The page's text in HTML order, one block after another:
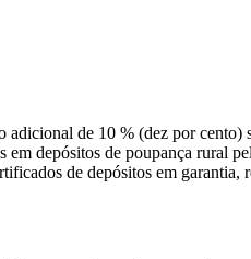
adicional de 10 % (dez por cento)
em depósitos de poupança
de depósitos em garantia,